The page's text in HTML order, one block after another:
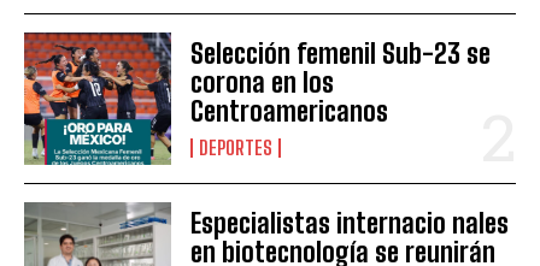
Selección femenil Sub-23 se
corona en los
Centroamericanos
DEPORTES
Especialistas internacio nales
en biotecnología se reunirán